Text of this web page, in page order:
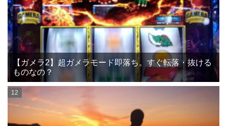
【ガメラ2】超ガメラモード即落ち。すぐ転落・抜ける
ものなの？